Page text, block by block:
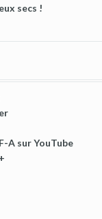
secs !
A sur YouTube